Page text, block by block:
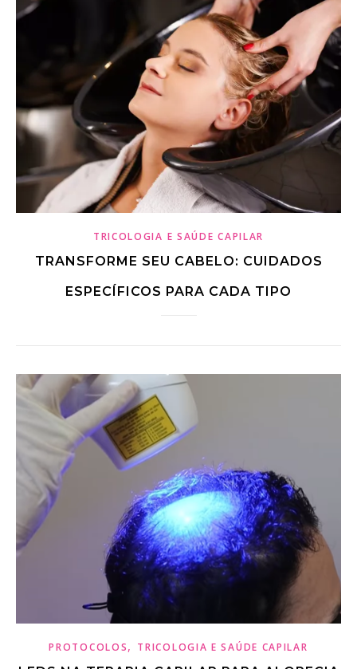
TRICOLOGIA E SAÚDE CAPILAR
TRANSFORME SEU CABELO: CUIDADOS
ESPECÍFICOS PARA CADA TIPO
PROTOCOLOS, TRICOLOGIA E SAÚDE CAPILAR